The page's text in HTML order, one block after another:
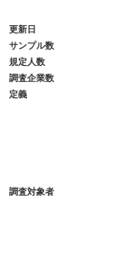
更新日
サンプル数
規定人数
調査企業数
定義
調査対象者